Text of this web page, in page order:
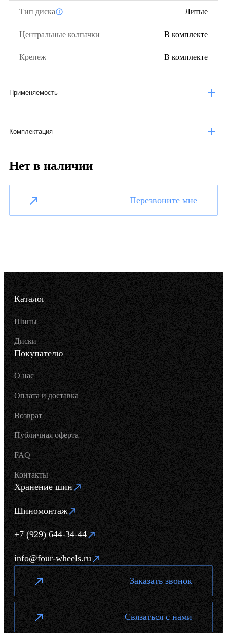
Тип диска Литые
Центральные колпачки В комплекте
Крепеж В комплекте
Применяемость
Комплектация
Нет в наличии
Перезвоните мне
Каталог
Шины
Диски
Покупателю
О нас
Оплата и доставка
Возврат
Публичная оферта
FAQ
Контакты
Хранение шин
Шиномонтаж
+7 (929) 644-34-44
info@four-wheels.ru
Заказать звонок
Связаться с нами